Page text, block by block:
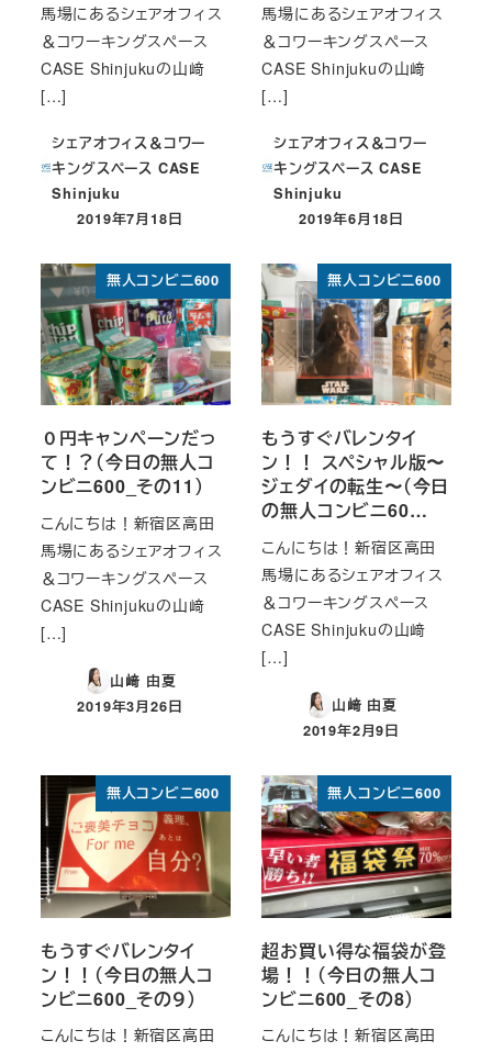
馬場にあるシェアオフィス
＆コワーキングスペース
CASE Shinjukuの山﨑
[…]
シェアオフィス＆コワー
キングスペース CASE
Shinjuku
投稿日
2019年7月18日
馬場にあるシェアオフィス
＆コワーキングスペース
CASE Shinjukuの山﨑
[…]
シェアオフィス＆コワー
キングスペース CASE
Shinjuku
投稿日
2019年6月18日
無人コンビニ600
０円キャンペーンだっ
て！？（今日の無人コ
ンビニ600_その11）
こんにちは！新宿区高田
馬場にあるシェアオフィス
＆コワーキングスペース
CASE Shinjukuの山﨑
[…]
山﨑 由夏
投稿日
2019年3月26日
無人コンビニ600
もうすぐバレンタイ
ン！！ スペシャル版〜
ジェダイの転生〜（今日
の無人コンビニ60…
こんにちは！新宿区高田
馬場にあるシェアオフィス
＆コワーキングスペース
CASE Shinjukuの山﨑
[…]
山﨑 由夏
投稿日
2019年2月9日
無人コンビニ600
もうすぐバレンタイ
ン！！（今日の無人コ
ンビニ600_その９）
こんにちは！新宿区高田
無人コンビニ600
超お買い得な福袋が登
場！！（今日の無人コ
ンビニ600_その8）
こんにちは！新宿区高田